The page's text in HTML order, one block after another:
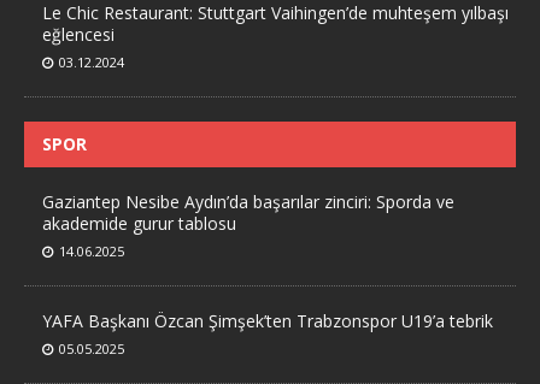
Le Chic Restaurant: Stuttgart Vaihingen’de muhteşem yılbaşı
eğlencesi
03.12.2024
SPOR
Gaziantep Nesibe Aydın’da başarılar zinciri: Sporda ve
akademide gurur tablosu
14.06.2025
YAFA Başkanı Özcan Şimşek’ten Trabzonspor U19’a tebrik
05.05.2025